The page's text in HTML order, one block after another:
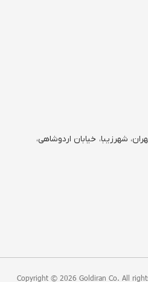
شهرزیبا، خیابان اردوشاهی،
Copyright © 2026 Goldiran Co. All